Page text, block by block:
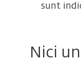
sunt
Nici